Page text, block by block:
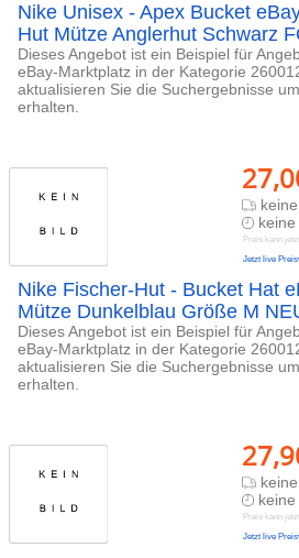
Nike Unisex - Apex Bucket
Hut Mütze Anglerhut Schwarz
Dieses Angebot ist ein Beispiel für
eBay-Marktplatz in der Kategorie
aktualisieren Sie die Suchergebnisse
erhalten.
keine
Preis kann
Jetzt live
Nike Fischer-Hut - Bucket Hat
Mütze Dunkelblau Größe M
Dieses Angebot ist ein Beispiel für
eBay-Marktplatz in der Kategorie
aktualisieren Sie die Suchergebnisse
erhalten.
keine
Preis kann
Jetzt live